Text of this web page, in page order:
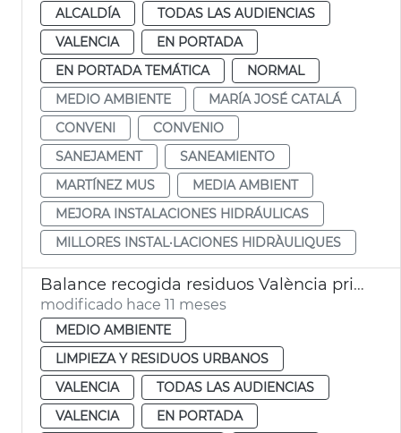
ALCALDÍA
TODAS LAS AUDIENCIAS
VALENCIA
EN PORTADA
EN PORTADA TEMÁTICA
NORMAL
MEDIO AMBIENTE
MARÍA JOSÉ CATALÁ
CONVENI
CONVENIO
SANEJAMENT
SANEAMIENTO
MARTÍNEZ MUS
MEDIA AMBIENT
MEJORA INSTALACIONES HIDRÁULICAS
MILLORES INSTAL·LACIONES HIDRÀULIQUES
Balance recogida residuos València primer semestre 2025
modificado hace 11 meses
MEDIO AMBIENTE
LIMPIEZA Y RESIDUOS URBANOS
VALENCIA
TODAS LAS AUDIENCIAS
VALENCIA
EN PORTADA